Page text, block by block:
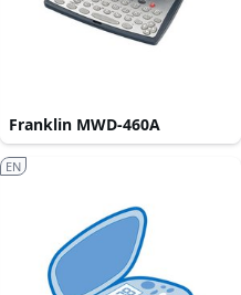
Franklin MWD-460A
EN